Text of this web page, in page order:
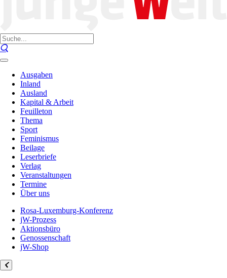
Ausgaben
Inland
Ausland
Kapital & Arbeit
Feuilleton
Thema
Sport
Feminismus
Beilage
Leserbriefe
Verlag
Veranstaltungen
Termine
Über uns
Rosa-Luxemburg-Konferenz
jW-Prozess
Aktionsbüro
Genossenschaft
jW-Shop